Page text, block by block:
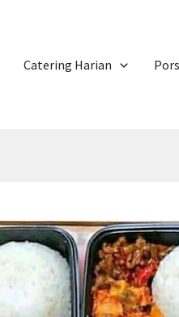
Catering Harian